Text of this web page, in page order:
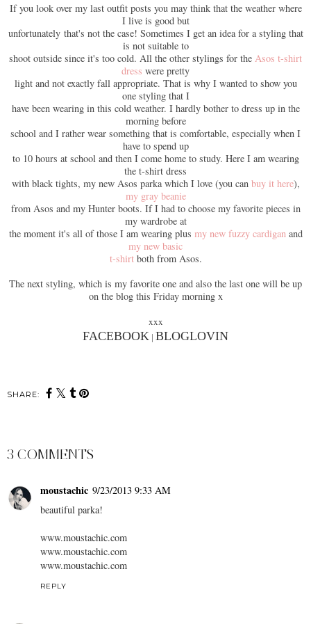
If you look over my last outfit posts you may think that the weather where
I live is good but
unfortunatelythat's not the case! Sometimes I get an idea for a styling that
is not suitable to
shoot outside since it's too cold. All the other stylings for the Asos t-shirt
dress were pretty
light and not exactly fall appropriate. That is why I wanted to show you
one styling that I
have been wearing in this cold weather. I hardly bother to dress up in the
morning before
school and I rather wear something that is comfortable, especially when I
have to spend up
to 10 hours at school and then I come home to study. Here I am wearing
the t-shirt dress
with black tights, my new Asos parka which I love (you can buy it here),
my gray beanie
from Asos and my Hunter boots. If I had to choose my favorite pieces in
my wardrobe at
the moment it's all of those I am wearing plus my new fuzzy cardigan and
my new basic
t-shirtboth from Asos.
The next styling, which is my favorite one and also the last one will be up
on the blog this Friday morning x
xxx
FACEBOOK | BLOGLOVIN
SHARE:
3 COMMENTS
moustachic 9/23/2013 9:33 AM
beautiful parka!
www.moustachic.com
www.moustachic.com
www.moustachic.com
REPLY